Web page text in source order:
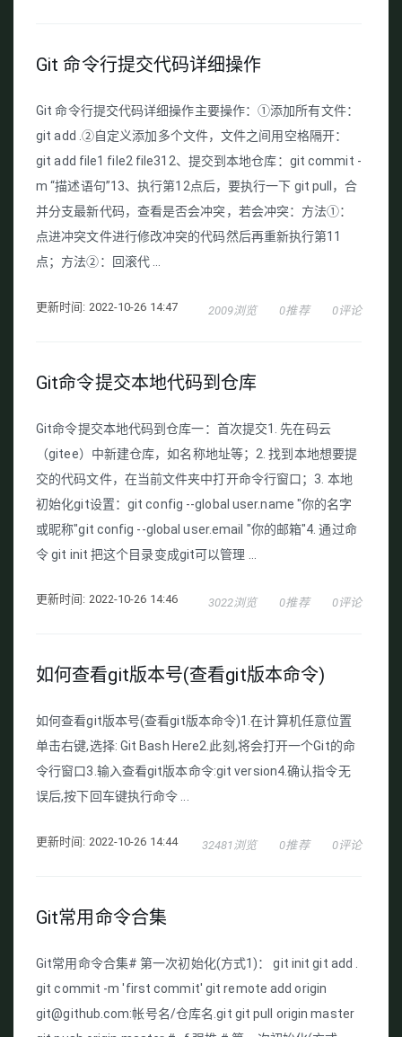
Git 命令行提交代码详细操作
Git 命令行提交代码详细操作主要操作：①添加所有文件：
git add .②自定义添加多个文件，文件之间用空格隔开：
git add file1 file2 file312、提交到本地仓库：git commit -
m “描述语句”13、执行第12点后，要执行一下 git pull，合
并分支最新代码，查看是否会冲突，若会冲突：方法①：
点进冲突文件进行修改冲突的代码然后再重新执行第11
点；方法②：回滚代 ...
更新时间: 2022-10-26 14:47 2009浏览 0推荐 0评论
Git命令提交本地代码到仓库
Git命令提交本地代码到仓库一：首次提交1. 先在码云
（gitee）中新建仓库，如名称地址等；2. 找到本地想要提
交的代码文件，在当前文件夹中打开命令行窗口；3. 本地
初始化git设置：git config --global user.name "你的名字
或昵称"git config --global user.email "你的邮箱"4. 通过命
令 git init 把这个目录变成git可以管理 ...
更新时间: 2022-10-26 14:46 3022浏览 0推荐 0评论
如何查看git版本号(查看git版本命令)
如何查看git版本号(查看git版本命令)1.在计算机任意位置
单击右键,选择: Git Bash Here2.此刻,将会打开一个Git的命
令行窗口3.输入查看git版本命令:git version4.确认指令无
误后,按下回车键执行命令 ...
更新时间: 2022-10-26 14:44 32481浏览 0推荐 0评论
Git常用命令合集
Git常用命令合集# 第一次初始化(方式1)： git init git add .
git commit -m 'first commit' git remote add origin
git@github.com:帐号名/仓库名.git git pull origin master